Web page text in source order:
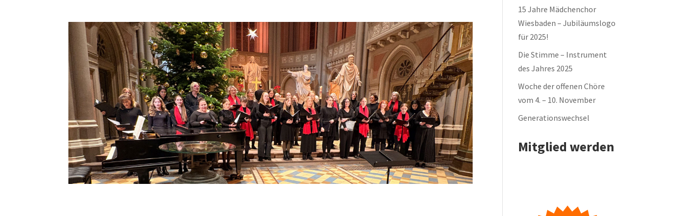
15 Jahre Mädchenchor
Wiesbaden – Jubiläumslogo
für 2025!
Die Stimme – Instrument
des Jahres 2025
Woche der offenen Chöre
vom 4. – 10. November
Generationswechsel
Mitglied werden